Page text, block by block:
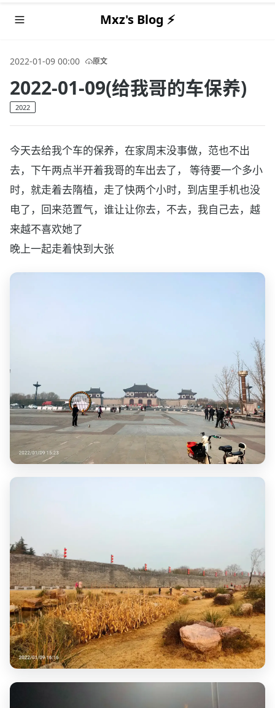
Mxz's Blog ⚡️
2022-01-09 00:00 原文
2022-01-09(给我哥的车保养)
2022
今天去给我个车的保养，在家周末没事做，范也不出
去，下午两点半开着我哥的车出去了， 等待要一个多小
时，就走着去隋植，走了快两个小时，到店里手机也没
电了，回来范置气，谁让让你去，不去，我自己去，越
来越不喜欢她了
晚上一起走着快到大张